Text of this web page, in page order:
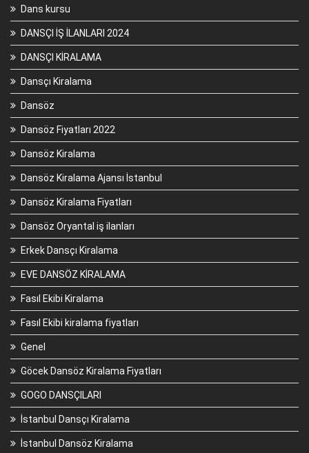
Dans kursu
DANSÇI İŞ İLANLARI 2024
DANSÇI KİRALAMA
Dansçı Kiralama
Dansöz
Dansöz Fiyatları 2022
Dansöz Kiralama
Dansöz Kiralama Ajansı İstanbul
Dansöz Kiralama Fiyatları
Dansöz Oryantal iş ilanları
Erkek Dansçı Kiralama
EVE DANSÖZ KİRALAMA
Fasıl Ekibi Kiralama
Fasıl Ekibi kiralama fiyatları
Genel
Göcek Dansöz Kiralama Fiyatları
GOGO DANSÇILARI
İstanbul Dansçı Kiralama
İstanbul Dansöz Kiralama